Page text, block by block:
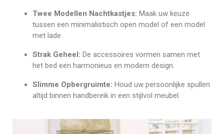
Twee Modellen Nachtkastjes: Maak uw keuze
tussen een minimalistisch open model of een model
met lade.
Strak Geheel: De accessoires vormen samen met
het bed een harmonieus en modern design.
Slimme Opbergruimte: Houd uw persoonlijke spullen
altijd binnen handbereik in een stijlvol meubel.